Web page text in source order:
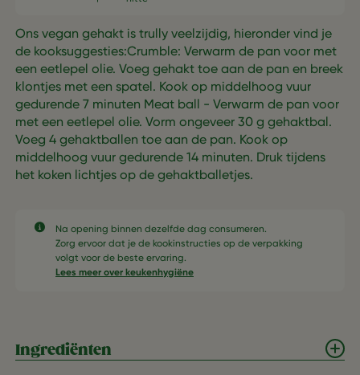
Ons vegan gehakt is trully veelzijdig, hieronder vind je
de kooksuggesties:Crumble: Verwarm de pan voor met
een eetlepel olie. Voeg gehakt toe aan de pan en breek
klontjes met een spatel. Kook op middelhoog vuur
gedurende 7 minuten Meat ball - Verwarm de pan voor
met een eetlepel olie. Vorm ongeveer 30 g gehaktbal.
Voeg 4 gehaktballen toe aan de pan. Kook op
middelhoog vuur gedurende 14 minuten. Druk tijdens
het koken lichtjes op de gehaktballetjes.
Na opening binnen dezelfde dag consumeren.​
Zorg ervoor dat je de kookinstructies op de verpakking
volgt voor de beste ervaring.​
Lees meer over keukenhygiëne
Ingrediënten